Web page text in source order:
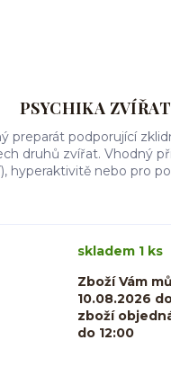
PSYCHIKA ZVÍŘAT
preparát podporující
druhů zvířat. Vhodný
hyperaktivitě nebo pro
skladem 1 ks
Zboží Vám
10.08.2026
zboží
do 12:00